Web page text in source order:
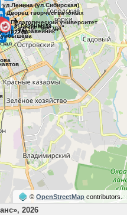
©OpenStreetMap contributors.
2026